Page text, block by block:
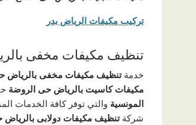
تركيب مكيفات الرياض بدر
تنظيف مكيفات مخفى
خدمةتنظيف مكيفات مخفى بالرياض
مكيفات كاسيت بالرياض حى الروضة
المونسية والتي توفر كافة الخدمات
شركةتنظيف مكيفات دولابى بالرياض